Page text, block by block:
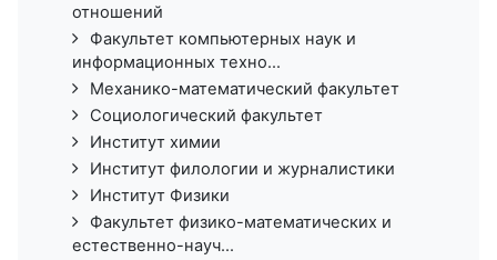
отношений
Факультет компьютерных наук и
информационных техно...
Механико-математический факультет
Социологический факультет
Институт химии
Институт филологии и журналистики
Институт Физики
Факультет физико-математических и
естественно-науч...